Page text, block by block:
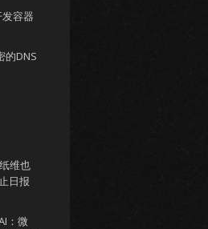
容器
的DNS
维也
日报
：微